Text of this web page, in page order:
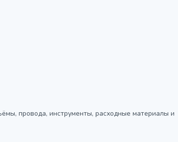
провода, инструменты, расходные материалы и